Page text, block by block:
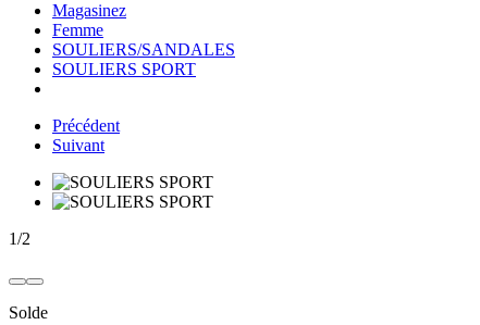
Magasinez
Femme
SOULIERS/SANDALES
SOULIERS SPORT
Précédent
Suivant
1/2
Solde